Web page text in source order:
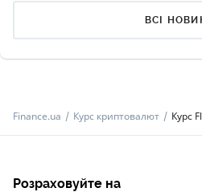
ВСІ
Finance.ua Курс криптовалют Курс
Розраховуйте на